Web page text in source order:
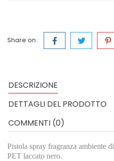
Share on :
DESCRIZIONE
DETTAGLI DEL PRODOTTO
COMMENTI (0)
Pistola spray fragranza ambiente
PET laccato nero.